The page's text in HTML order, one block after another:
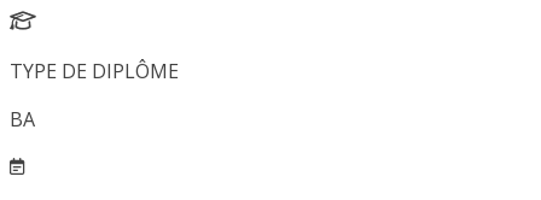
TYPE DE DIPLÔME
BA